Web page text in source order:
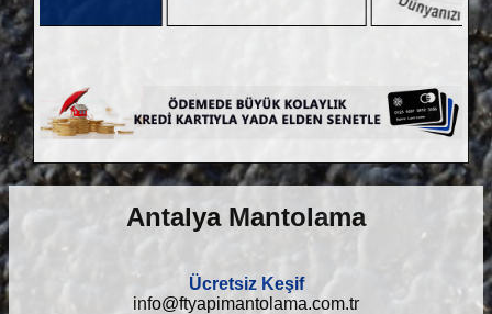
Antalya Mantolama
Ücretsiz Keşif
info@ftyapimantolama.com.tr